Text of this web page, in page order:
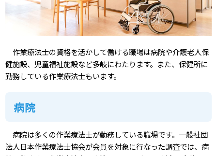
作業療法士の資格を活かして働ける職場は病院や介護老人保
健施設、児童福祉施設など多岐にわたります。また、保健所に
勤務している作業療法士もいます。
病院
病院は多くの作業療法士が勤務している職場です。一般社団
法人日本作業療法士協会が会員を対象に行なった調査では、病